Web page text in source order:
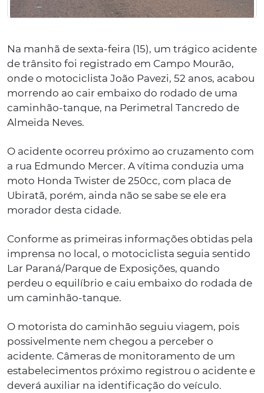
Na manhã de sexta-feira (15), um trágico acidente
de trânsito foi registrado em Campo Mourão,
onde o motociclista João Pavezi, 52 anos, acabou
morrendo ao cair embaixo do rodado de uma
caminhão-tanque, na Perimetral Tancredo de
Almeida Neves.
O acidente ocorreu próximo ao cruzamento com
a rua Edmundo Mercer. A vítima conduzia uma
moto Honda Twister de 250cc, com placa de
Ubiratã, porém, ainda não se sabe se ele era
morador desta cidade.
Conforme as primeiras informações obtidas pela
imprensa no local, o motociclista seguia sentido
Lar Paraná/Parque de Exposições, quando
perdeu o equilíbrio e caiu embaixo do rodada de
um caminhão-tanque.
O motorista do caminhão seguiu viagem, pois
possivelmente nem chegou a perceber o
acidente. Câmeras de monitoramento de um
estabelecimentos próximo registrou o acidente e
deverá auxiliar na identificação do veículo.